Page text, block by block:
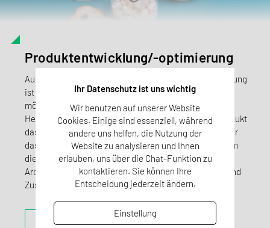
Produktentwicklung/-optimierung
Auch bei der Produktentwicklung und Produktoptimierung
ist es wichtig, das Aromaspektrum der Rohstoffe und
mögliche Veränderungen im Verlauf des
Herstellungsprozesses zu kontrollieren, um im Endprodukt
das gewünschte Ergebnis zu erzielen. Entscheidend für
das Aroma eines verarbeiteten Produktes sind vor allem
die Ausgangsmaterialien und eventuell eingesetzte
Aromen, die von möglichst gleichbleibender Qualität und
Zusammensetzung sein sollen.
Ihr Datenschutz ist uns wichtig
Wir benutzen auf unserer Website
Cookies. Einige sind essenziell, während
andere uns helfen, die Nutzung der
Website zu analysieren und Ihnen
erlauben, uns über die Chat-Funktion zu
kontaktieren. Sie können Ihre
Entscheidung jederzeit ändern.
Einstellung